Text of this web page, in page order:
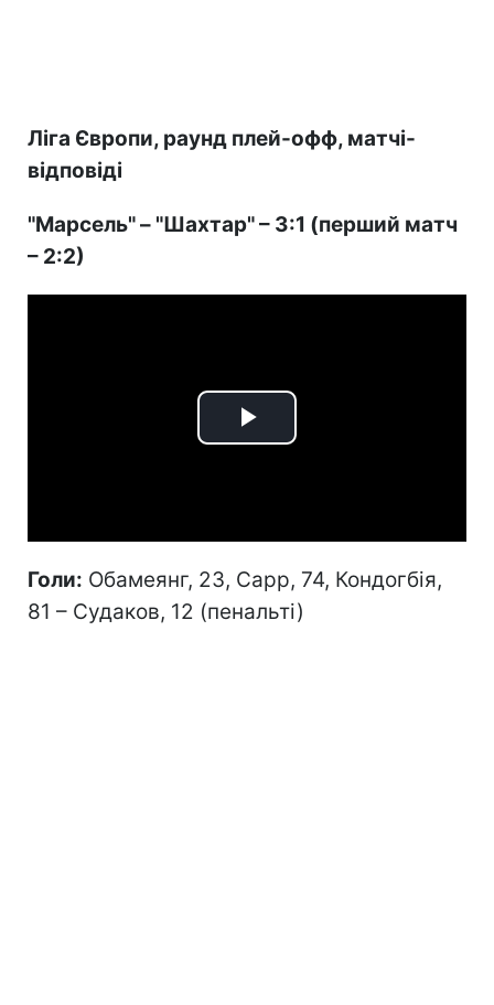
Ліга Європи, раунд плей-офф, матчі-
відповіді
"Марсель" – "Шахтар" – 3:1 (перший матч
– 2:2)
Play
Голи: Обамеянг, 23, Сарр, 74, Кондогбія,
81 – Судаков, 12 (пенальті)